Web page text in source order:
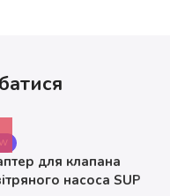
для клапана
насоса SUP